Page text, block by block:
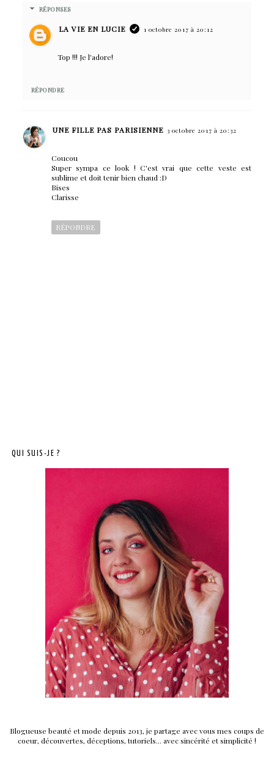
RÉPONSES
LA VIE EN LUCIE 1 octobre 2017 à 20:12
Top !!! Je l'adore!
RÉPONDRE
UNE FILLE PAS PARISIENNE 3 octobre 2017 à 20:32
Coucou
Super sympa ce look ! C'est vrai que cette veste est
sublime et doit tenir bien chaud :D
Bises
Clarisse
RÉPONDRE
QUI SUIS-JE ?
Blogueuse beauté et mode depuis 2013, je partage avec vous mes coups de
coeur, découvertes, déceptions, tutoriels... avec sincérité et simplicité !